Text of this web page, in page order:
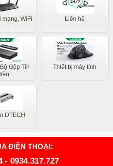
mạng, WiFi Liên hệ
Gộp Tín
Thiết bị máy tính
DTECH
ĐIỆN THOẠI:
- 0934.317.727